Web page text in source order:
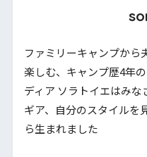
ファミリーキャンプから
楽しむ、キャンプ歴4年
ディア ソラトイエはみ
ギア、自分のスタイルを
ら生まれました